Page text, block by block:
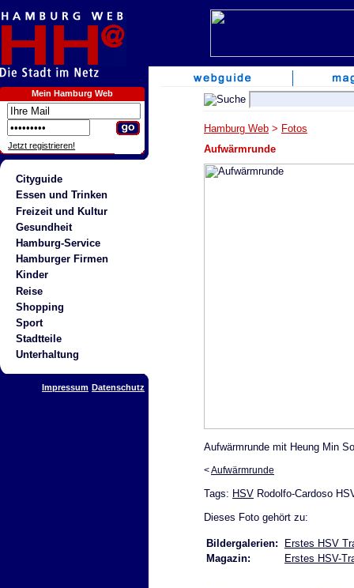
Mein Hamburg Web
Jetzt registrieren!
Cityguide
Essen und Trinken
Freizeit und Kultur
Gesundheit
Hamburg-Service
Hamburger Firmen
Kinder
Reise
Shopping
Sport
Stadtteile
Unterhaltung
Impressum Datenschutz
Hamburg Web > Fotos
Aufwärmrunde
Aufwärmrunde mit Heung Min
<Aufwärmrunde
Tags: HSV Rodolfo-Cardoso
Dieses Foto gehört zu:
Bildergalerien:
Erstes HSV
Magazin:
Erstes HSV-